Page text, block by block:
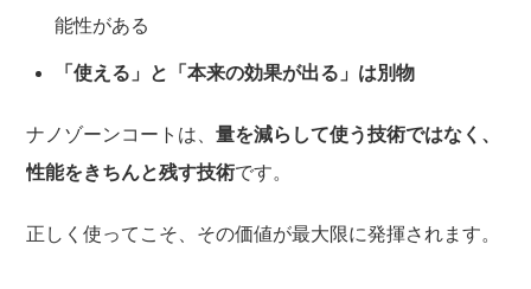
能性がある
「使える」と「本来の効果が出る」は別物
ナノゾーンコートは、量を減らして使う技術ではなく、
性能をきちんと残す技術です。
正しく使ってこそ、その価値が最大限に発揮されます。